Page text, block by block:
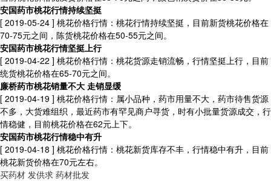
安国药市桃花行情持续坚挺
[ 2019-05-24 ] 桃花价格行情：桃花行情持续坚挺，目前新货桃花价格在
70-75元之间，陈货桃花价格在50-55元之间。
安国药市桃花行情坚挺上行
[ 2019-04-22 ] 桃花价格行情：桃花货源走销流畅，行情坚挺上行，目前
统货桃花价格在65-70元之间。
廉桥药市桃花销量不大 走销显缓
[ 2019-04-19 ] 桃花价格行情：属小品种，药市用量不大，药市待售货源
不多，大货难组织，最近药市有罕见商户寻货，时有小批量货源成交，行
情稳健，目前桃花价格在62元上下。
安国药市桃花行情稳中有升
[ 2019-04-18 ] 桃花价格行情：桃花新货库存不丰，行情稳中有升，目前
桃花新货价格在70元左右。
买药材 发供求 药材批发